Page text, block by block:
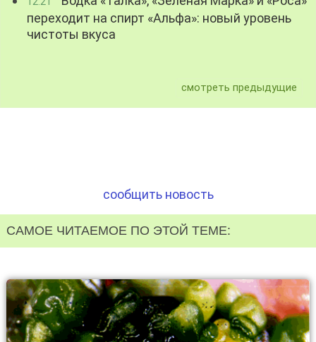
переходит на спирт «Альфа»: новый уровень
чистоты вкуса
смотреть предыдущие
сообщить новость
САМОЕ ЧИТАЕМОЕ ПО ЭТОЙ ТЕМЕ: